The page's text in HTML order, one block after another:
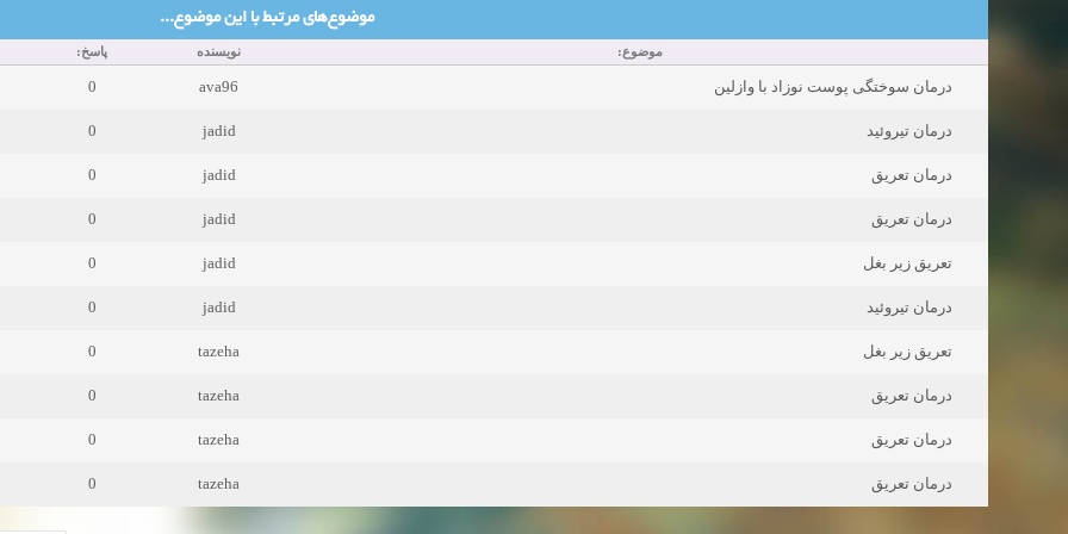
موضوع‌های مرتبط با این موضوع...
موضوع: نویسنده پاسخ:
درمان سوختگی پوست نوزاد با وازلین ava96
0
درمان تیروئید jadid
0
درمان تعریق jadid
0
درمان تعریق jadid
0
تعریق زیر بغل jadid
0
درمان تیروئید jadid
0
تعریق زیر بغل tazeha
0
درمان تعریق tazeha
0
درمان تعریق tazeha
0
درمان تعریق tazeha
0